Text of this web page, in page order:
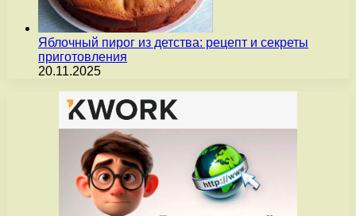
Яблочный пирог из детства: рецепт и секреты
приготовления
20.11.2025